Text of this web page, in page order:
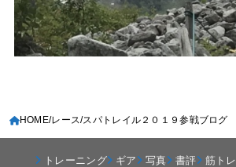
HOME レース スパトレイル２０１９参戦ブログ
トレーニング ギア 写真 書評 筋トレ